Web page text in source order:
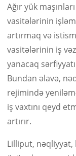
Ağır yük
vasitələrinin
artırmaq və
vasitələrinin iş
yanacaq
Bundan əlavə,
rejimində
iş vaxtını qeyd
artırır.
Lilliput, nəqliyyat,